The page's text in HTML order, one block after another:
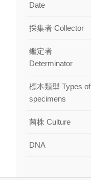
Date
採集者 Collector
鑑定者
Determinator
標本類型 Types of
specimens
菌株 Culture
DNA